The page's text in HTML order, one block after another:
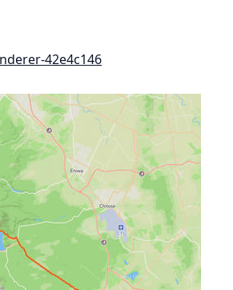
42e4c146